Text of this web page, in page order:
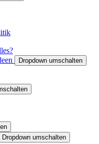
Dropdown umschalten
Dropdown umschalten